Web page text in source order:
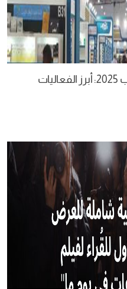
كل ما هو جديد في معرض الكتاب 2025: أبرز الفعاليات